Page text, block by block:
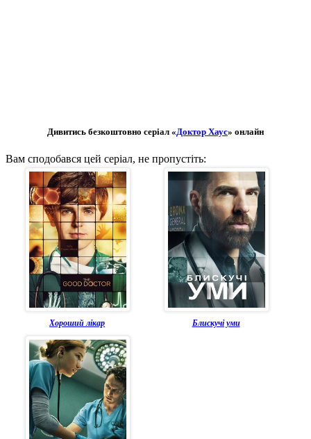
Дивитись безкоштовно серіал «Доктор Хаус» онлайн
Вам сподобався цей серіал, не пропустіть:
Хороший лікар Блискучі уми